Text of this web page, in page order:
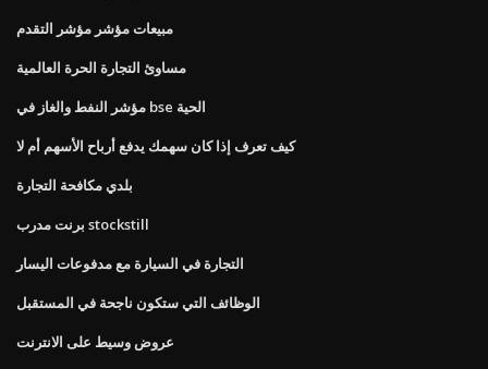
مبيعات مؤشر مؤشر التقدم
مساوئ التجارة الحرة العالمية
مؤشر النفط والغاز في bse الحية
كيف تعرف إذا كان سهمك يدفع أرباح الأسهم أم لا
بلدي مكافحة التجارة
برنت مدرب stockstill
التجارة في السيارة مع مدفوعات اليسار
الوظائف التي ستكون ناجحة في المستقبل
عروض وسيط على الانترنت